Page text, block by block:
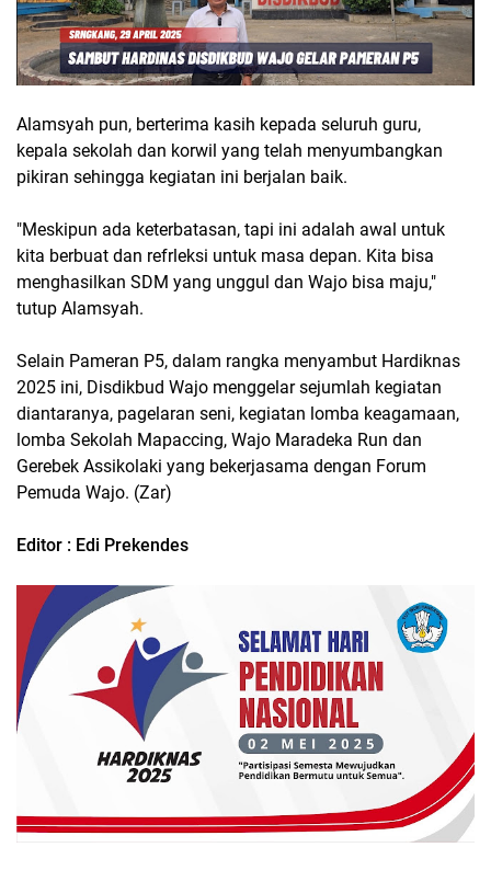
Alamsyah pun, berterima kasih kepada seluruh guru,
kepala sekolah dan korwil yang telah menyumbangkan
pikiran sehingga kegiatan ini berjalan baik.
"Meskipun ada keterbatasan, tapi ini adalah awal untuk
kita berbuat dan refrleksi untuk masa depan. Kita bisa
menghasilkan SDM yang unggul dan Wajo bisa maju,"
tutup Alamsyah.
Selain Pameran P5, dalam rangka menyambut Hardiknas
2025 ini, Disdikbud Wajo menggelar sejumlah kegiatan
diantaranya, pagelaran seni, kegiatan lomba keagamaan,
lomba Sekolah Mapaccing, Wajo Maradeka Run dan
Gerebek Assikolaki yang bekerjasama dengan Forum
Pemuda Wajo. (Zar)
Editor : Edi Prekendes